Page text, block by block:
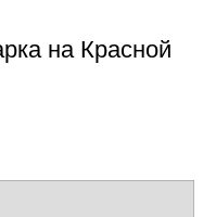
на Красной